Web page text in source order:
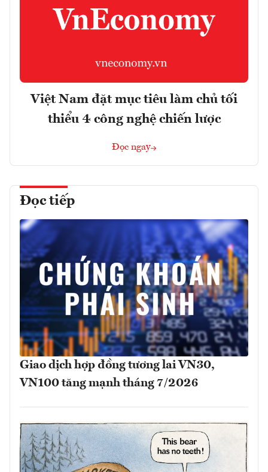
Việt Nam đặt mục tiêu làm chủ tối
thiểu 4 công nghệ chiến lược
Đọc ngay
Đọc tiếp
Giao dịch hợp đồng tương lai VN30,
VN100 tăng mạnh tháng 7/2026